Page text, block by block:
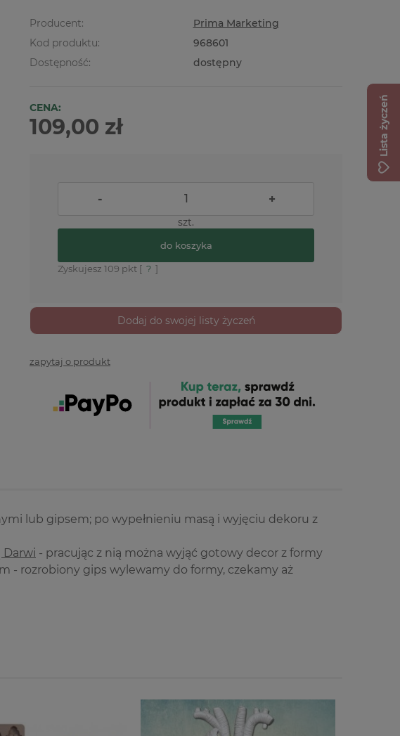
Producent:
Prima Marketing
Kod produktu:
968601
Dostępność:
dostępny
CENA:
109,00 zł
- +
szt.
do koszyka
Zyskujesz 109 pkt [ ? ]
Dodaj do swojej listy życzeń
zapytaj o produkt
lub gipsem; po wypełnieniu masą i wyjęciu dekoru z
Darwi - pracując z nią można wyjąć gotowy decor z formy
- rozrobiony gips wylewamy do formy, czekamy aż
Lista życzeń